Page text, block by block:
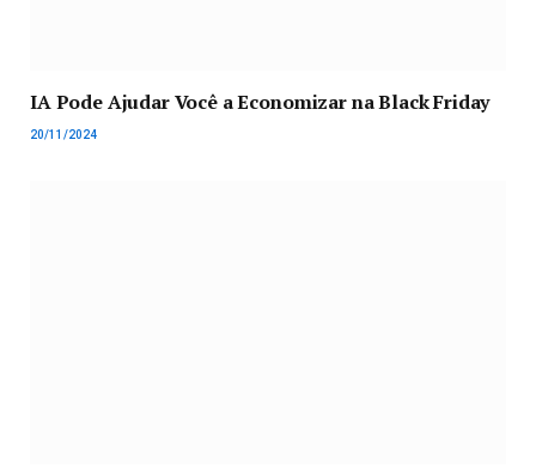
IA Pode Ajudar Você a Economizar na Black Friday
20/11/2024